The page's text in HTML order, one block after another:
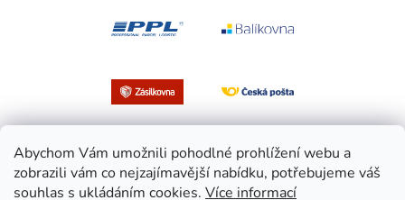
Abychom Vám umožnili pohodlné prohlížení webu a
zobrazili vám co nejzajímavější nabídku, potřebujeme váš
souhlas s ukládáním cookies. Více informací